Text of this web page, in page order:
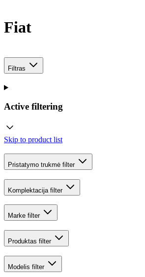
Fiat
Filtras
Active filtering
Skip to product list
Pristatymo trukmė filter
Komplektacija filter
Marke filter
Produktas filter
Modelis filter